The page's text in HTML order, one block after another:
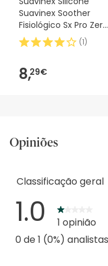
Suavinex Soother
Fisiológico Sx Pro Zero
2m 1 peça
(1)
8,29€
Opiniões
Classificação geral
1.0
1 opinião
0 de 1 (0%)